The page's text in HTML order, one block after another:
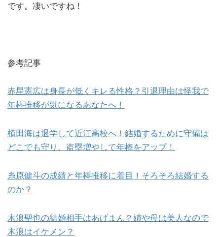
です。凄いですね！
参考記事
赤星憲広は身長が低くキレる性格？引退理由は怪我で
年棒推移が気になるあなたへ！
植田海は退学して近江高校へ！結婚するために守備は
どこでも守り、盗塁増やして年棒をアップ！
糸原健斗の成績と年棒推移に着目！そろそろ結婚する
のか？
木浪聖也の結婚相手はあげまん？姉や母は美人なので
木浪はイケメン？